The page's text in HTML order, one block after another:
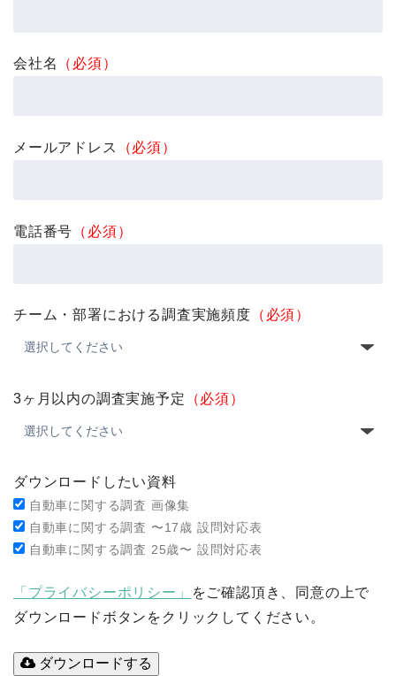
会社名 （必須）
メールアドレス （必須）
電話番号 （必須）
チーム・部署における調査実施頻度 （必須）
3ヶ月以内の調査実施予定 （必須）
ダウンロードしたい資料
自動車に関する調査 画像集
自動車に関する調査 〜17歳 設問対応表
自動車に関する調査 25歳〜 設問対応表
「プライバシーポリシー」
をご確認頂き、同意の上で
ダウンロードボタンをクリックしてください。
ダウンロードする